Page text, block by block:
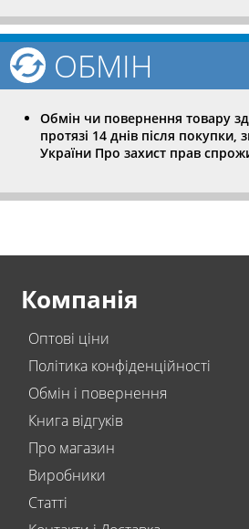
ОБМІН
Обмін чи повернення товару
протязі 14 днів після покупки,
України Про захист прав
Компанія
Оптові ціни
Політика конфіденційності
Обмін і повернення
Книга відгуків
Про магазин
Виробники
Статті